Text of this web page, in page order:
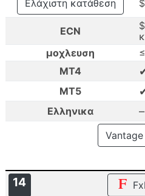
Ελάχιστη κατάθεση
ECN
μοχλευση
MT4
MT5
Ελληνικα –
14